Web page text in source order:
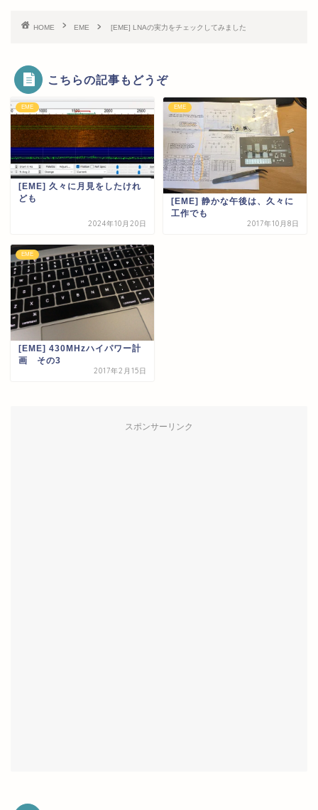
HOME EME [EME] LNAの実力をチェックしてみました
こちらの記事もどうぞ
EME
[EME] 久々に月見をしたけれ
ども
2024年10月20日
EME
[EME] 静かな午後は、久々に
工作でも
2017年10月8日
EME
[EME] 430MHzハイパワー計
画 その3
2017年2月15日
スポンサーリンク